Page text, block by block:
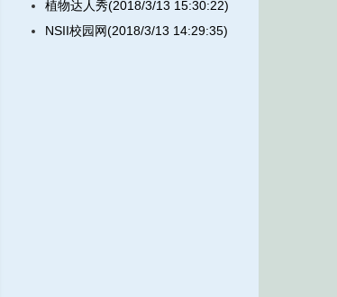
植物达人秀(2018/3/13 15:30:22)
NSII校园网(2018/3/13 14:29:35)